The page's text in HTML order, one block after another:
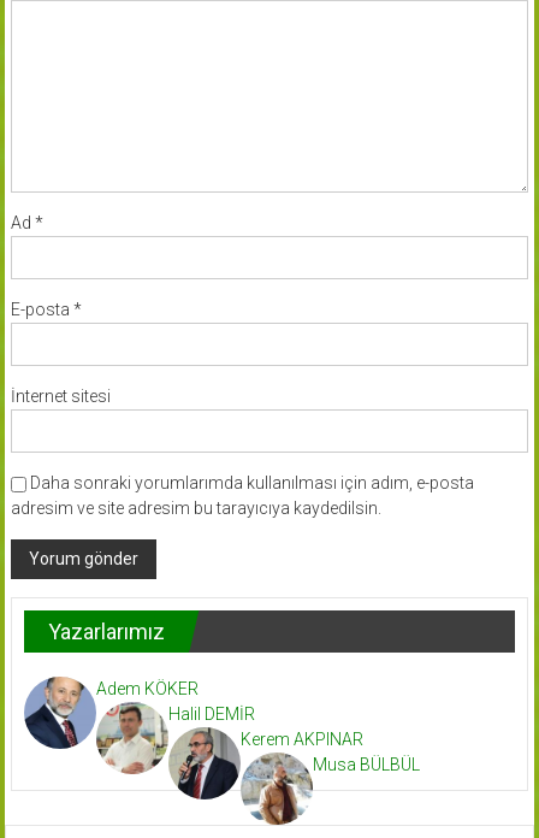
Ad *
E-posta *
İnternet sitesi
Daha sonraki yorumlarımda kullanılması için adım, e-posta
adresim ve site adresim bu tarayıcıya kaydedilsin.
Yazarlarımız
Adem KÖKER
Halil DEMİR
Kerem AKPINAR
Musa BÜLBÜL